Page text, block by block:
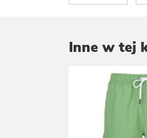
Inne w tej